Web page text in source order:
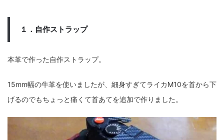
１．自作ストラップ
本革で作った自作ストラップ。
15mm幅の牛革を使いましたが、細身すぎてライカM10を首から下
げるのでもちょっと痛くて首あてを追加で作りました。